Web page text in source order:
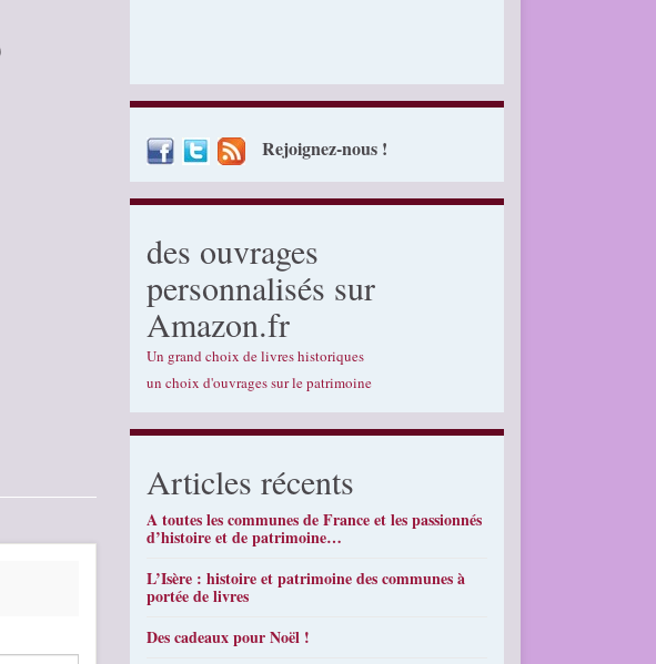
Rejoignez-nous !
des ouvrages
personnalisés sur
Amazon.fr
Un grand choix de livres historiques
un choix d'ouvrages sur le patrimoine
Articles récents
A toutes les communes de France et les passionnés
d’histoire et de patrimoine…
L’Isère : histoire et patrimoine des communes à
portée de livres
Des cadeaux pour Noël !